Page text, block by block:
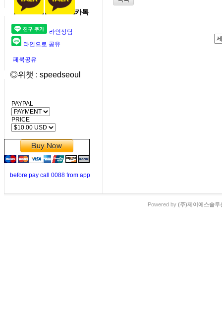
카톡
라인상담
라인으로 공유
페북공유
◎위챗 : speedseoul
PAYPAL
PRICE
before pay call 0088 from app
Powered by (주)제이에스솔루